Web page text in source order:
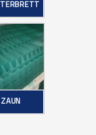
ZAUN